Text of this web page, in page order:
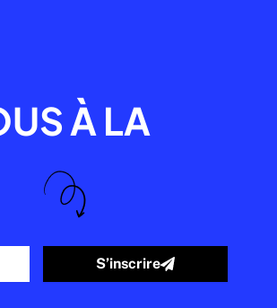
À LA
S’inscrire